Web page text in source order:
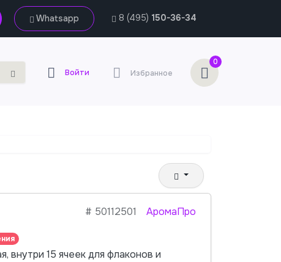
Whatsapp 8 (495) 150-36-34
Войти Избранное
0
# 50112501 АромаПро
внутри 15 ячеек для флаконов и